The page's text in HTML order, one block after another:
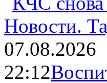
Новости.
07.08.2026
22:12